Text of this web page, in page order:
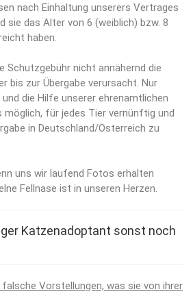
nach Einhaltung unserers Vertrages
sie das Alter von 6 (weiblich) bzw. 8
haben.
Schutzgebühr nicht annähernd die
bis zur Übergabe verursacht. Nur
die Hilfe unserer ehrenamtlichen
für jedes Tier vernünftig und
in Deutschland/Österreich zu
uns wir laufend Fotos erhalten
Fellnase ist in unseren Herzen.
Katzenadoptant sonst noch
Vorstellungen, was sie von ihrer